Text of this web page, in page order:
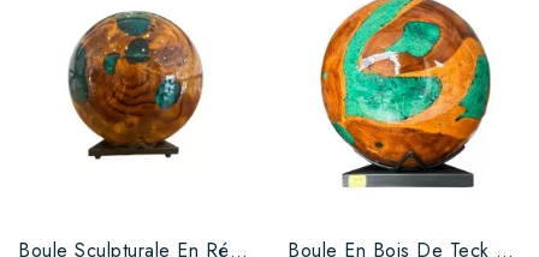
Boule Sculpturale En Résine Époxy Verte Transparente Et Verre – Modèle Moyen Boule En Bois De Teck Et Resine Verte